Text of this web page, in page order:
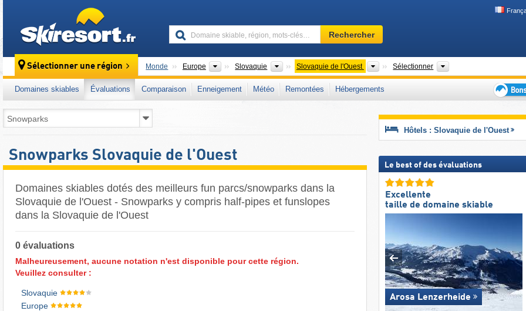
Domaine
skiable,
mots-
clés…
Rechercher
Sélectionner une région Monde Europe Continents
Slovaquie PaysSlovaquie de l'Ouest Zones régionales
Sélectionner Chaînes de
Domaines skiables Évaluations Comparaison Enneigement Météo Remontées
Hébergements
plans
séjour
Snowparks Slovaquie de l'Ouest
Domaines skiables dotés des meilleurs fun parcs/snowparks dans la
Slovaquie de l'Ouest - Snowparks y compris half-pipes et funslopes
dans la Slovaquie de l'Ouest
0 évaluations
Malheureusement, aucune notation n'est disponible pour cette région.
Veuillez consulter :
Slovaquie
Europe
Hôtels : Slovaquie de l'Ouest
Le best of des évaluations
Excellente
taille de domaine skiable
Arosa Lenzerheide